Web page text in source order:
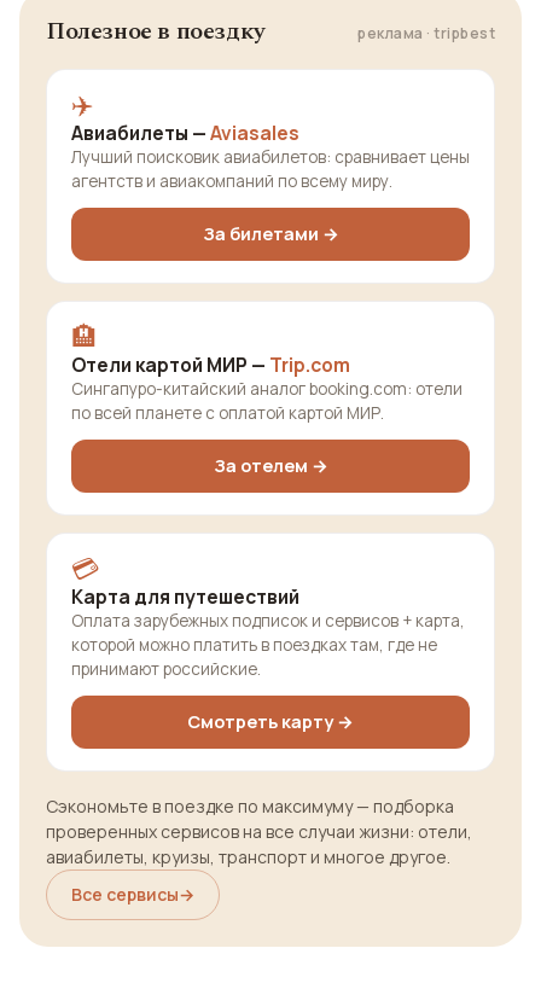
Полезное в поездку реклама · tripbest
✈️
Авиабилеты —Aviasales
Лучший поисковик авиабилетов: сравнивает цены
агентств и авиакомпаний по всему миру.
За билетами →
🏨
Отели картой МИР — Trip.com
Сингапуро-китайский аналог booking.com: отели
по всей планете с оплатой картой МИР.
За отелем →
💳
Карта для путешествий
Оплата зарубежных подписок и сервисов + карта,
которой можно платить в поездках там, где не
принимают российские.
Смотреть карту →
Сэкономьте в поездке по максимуму — подборка
проверенных сервисов на все случаи жизни: отели,
авиабилеты, круизы, транспорт и многое другое.
Все сервисы→